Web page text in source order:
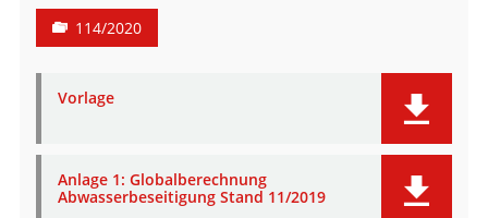
114/2020
Vorlage
Anlage 1: Globalberechnung
Abwasserbeseitigung Stand 11/2019